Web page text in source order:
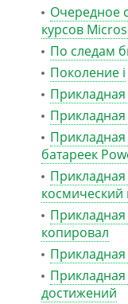
Очередное
курсов
По следам
Поколение i
батареек
космический
Прикладная
копировал
достижений